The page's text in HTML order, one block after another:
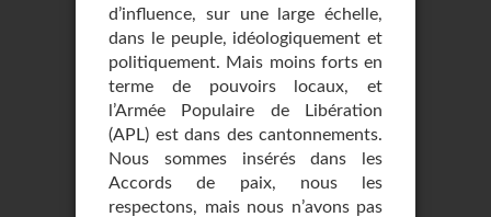
d’influence, sur une large échelle,
dans le peuple, idéologiquement et
politiquement. Mais moins forts en
terme de pouvoirs locaux, et
l’Armée Populaire de Libération
(APL) est dans des cantonnements.
Nous sommes insérés dans les
Accords de paix, nous les
respectons, mais nous n’avons pas